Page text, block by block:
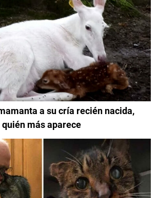
a su cría recién nacida,
más aparece